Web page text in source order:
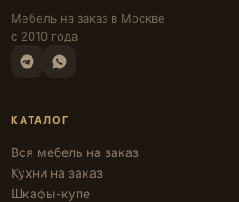
Мебель на заказ в Москве
с 2010 года
КАТАЛОГ
Вся мебель на заказ
Кухни на заказ
Шкафы-купе